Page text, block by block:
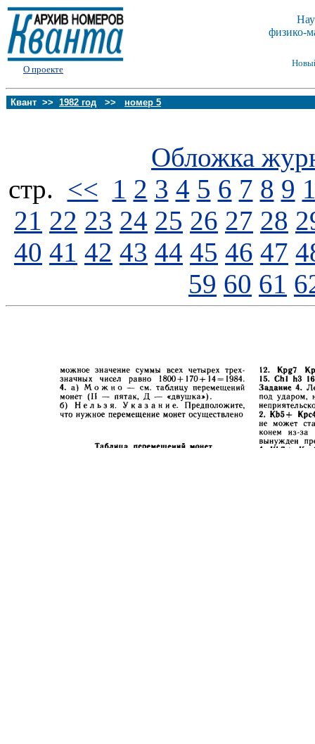
О проекте
физико-
Квант >> 1982 год >> номер 5
Обложка
стp. << 1 2 3 4 5 6 7 8 9
21 22 23 24 25 26 27 28
40 41 42 43 44 45 46 47
59 60 61